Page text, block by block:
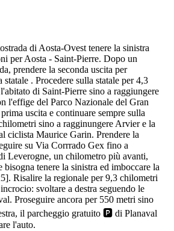
di Aosta-Ovest tenere la sinistra
per Aosta - Saint-Pierre. Dopo un
prendere la seconda uscita per
statale . Procedere sulla statale per 4,3
di Saint-Pierre sino a raggiungere
l'effige del Parco Nazionale del Gran
uscita e continuare sempre sulla
sino a ragginungere Arvier e la
ciclista Maurice Garin. Prendere la
su Via Corrrado Gex fino a
Leverogne, un chilometro più avanti,
tenere la sinistra ed imboccare la
Risalire la regionale per 9,3 chilometri
svoltare a destra seguendo le
Proseguire ancora per 550 metri sino
il parcheggio gratuito 🅿️ di Planaval
l'auto.